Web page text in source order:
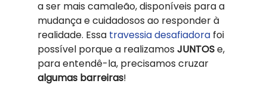
a ser mais camaleão, disponíveis para a
mudança e cuidadosos ao responder à
realidade. Essa travessia desafiadora foi
possível porque a realizamos JUNTOS e,
para entendê-la, precisamos cruzar
algumas barreiras!